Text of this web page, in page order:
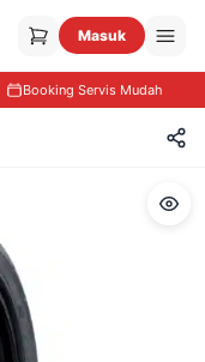
Masuk
Booking Servis Mudah